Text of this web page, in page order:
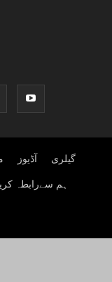
آڈیوز گیلری
ہم سےرابطہ